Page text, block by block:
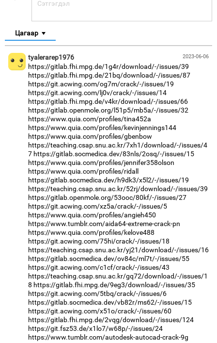
Цагаар
2023-06-06
tyalerarep1976
https://gitlab.fhi.mpg.de/1g4r/download/-/issues/39
https://gitlab.fhi.mpg.de/21bq/download/-/issues/87
https://git.acwing.com/og7m/crack/-/issues/19
https://git.acwing.com/lj0v/crack/-/issues/14
https://gitlab.fhi.mpg.de/v4kr/download/-/issues/66
https://gitlab.openmole.org/l51p5/mb5a/-/issues/32
https://www.quia.com/profiles/tina452a
https://www.quia.com/profiles/kevinjennings144
https://www.quia.com/profiles/gbenbow
https://teaching.csap.snu.ac.kr/7xh1/download/-/issues/4
7 https://gitlab.socmedica.dev/83nls/2osq/-/issues/15
https://www.quia.com/profiles/jennifer358olson
https://www.quia.com/profiles/ridall
https://gitlab.socmedica.dev/h9dk3/x5l2/-/issues/19
https://teaching.csap.snu.ac.kr/52rj/download/-/issues/39
https://gitlab.openmole.org/53ooc/80kf/-/issues/27
https://git.acwing.com/xz5a/crack/-/issues/5
https://www.quia.com/profiles/angieh450
https://www.tumblr.com/aida64-extreme-crack-pn
https://www.quia.com/profiles/kelove488
https://git.acwing.com/75hi/crack/-/issues/18
https://teaching.csap.snu.ac.kr/yj21/download/-/issues/16
https://gitlab.socmedica.dev/ov84c/ml7t/-/issues/55
https://git.acwing.com/c1cf/crack/-/issues/43
https://teaching.csap.snu.ac.kr/gq72/download/-/issues/1
8 https://gitlab.fhi.mpg.de/9eg3/download/-/issues/35
https://git.acwing.com/5tbq/crack/-/issues/6
https://gitlab.socmedica.dev/vb82r/ms62/-/issues/15
https://git.acwing.com/x51o/crack/-/issues/60
https://gitlab.fhi.mpg.de/2vqg/download/-/issues/124
https://git.fsz53.de/x1lo7/w68p/-/issues/24
https://www.tumblr.com/autodesk-autocad-crack-9g